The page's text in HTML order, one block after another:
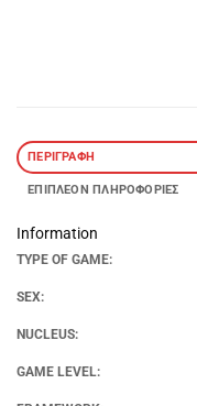
ΠΕΡΙΓΡΑΦΉ
ΕΠΙΠΛΈΟΝ ΠΛΗΡΟΦΟΡΊΕΣ
Information
TYPE OF GAME:
SEX:
NUCLEUS:
GAME LEVEL: